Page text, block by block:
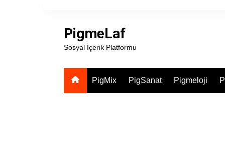
PigmeLaf
Sosyal İçerik Platformu
PigMix PigSanat Pigmeloji